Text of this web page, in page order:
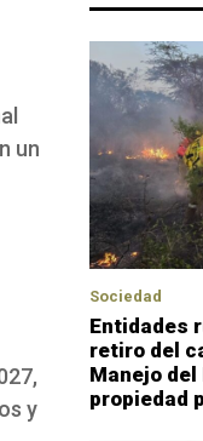
un
y
Sociedad
Entidades
retiro del
Manejo
propiedad